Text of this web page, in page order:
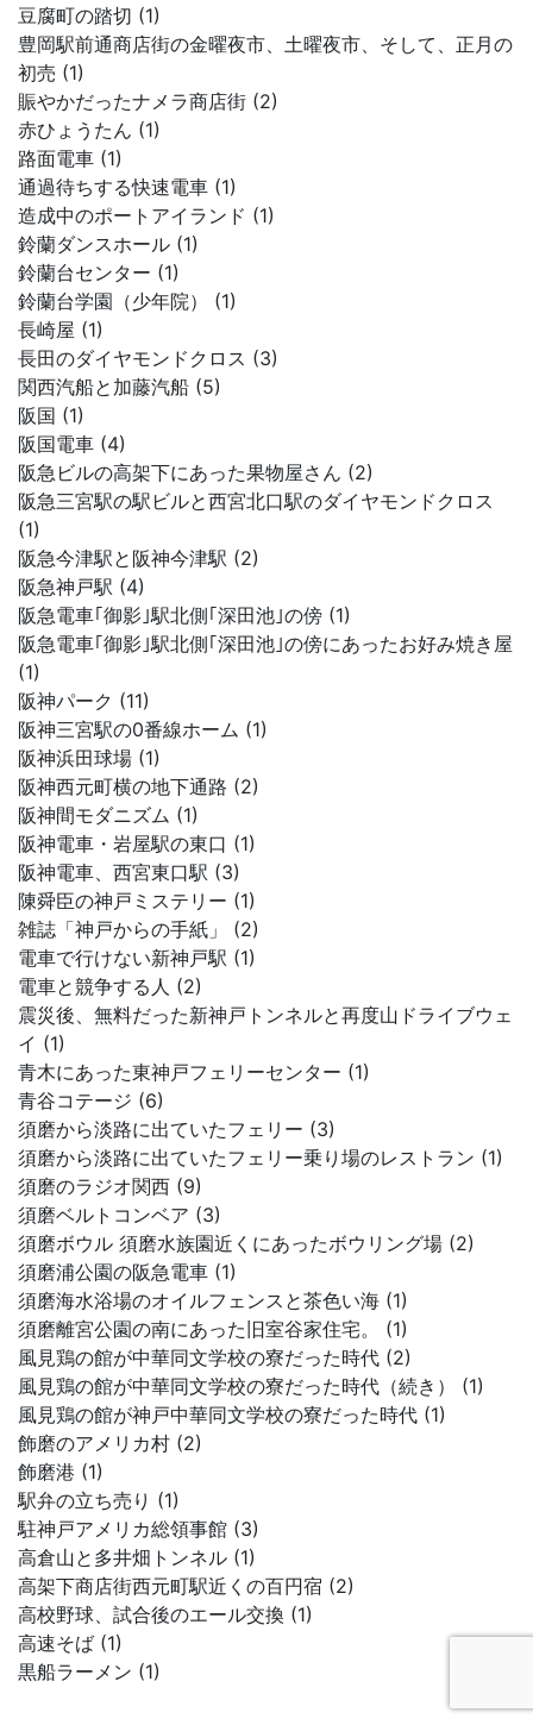
豆腐町の踏切 (1)
豊岡駅前通商店街の金曜夜市、土曜夜市、そして、正月の
初売 (1)
賑やかだったナメラ商店街 (2)
赤ひょうたん (1)
路面電車 (1)
通過待ちする快速電車 (1)
造成中のポートアイランド (1)
鈴蘭ダンスホール (1)
鈴蘭台センター (1)
鈴蘭台学園（少年院） (1)
長崎屋 (1)
長田のダイヤモンドクロス (3)
関西汽船と加藤汽船 (5)
阪国 (1)
阪国電車 (4)
阪急ビルの高架下にあった果物屋さん (2)
阪急三宮駅の駅ビルと西宮北口駅のダイヤモンドクロス
(1)
阪急今津駅と阪神今津駅 (2)
阪急神戸駅 (4)
阪急電車｢御影｣駅北側｢深田池｣の傍 (1)
阪急電車｢御影｣駅北側｢深田池｣の傍にあったお好み焼き屋
(1)
阪神パーク (11)
阪神三宮駅の0番線ホーム (1)
阪神浜田球場 (1)
阪神西元町横の地下通路 (2)
阪神間モダニズム (1)
阪神電車・岩屋駅の東口 (1)
阪神電車、西宮東口駅 (3)
陳舜臣の神戸ミステリー (1)
雑誌「神戸からの手紙」 (2)
電車で行けない新神戸駅 (1)
電車と競争する人 (2)
震災後、無料だった新神戸トンネルと再度山ドライブウェ
イ (1)
青木にあった東神戸フェリーセンター (1)
青谷コテージ (6)
須磨から淡路に出ていたフェリー (3)
須磨から淡路に出ていたフェリー乗り場のレストラン (1)
須磨のラジオ関西 (9)
須磨ベルトコンベア (3)
須磨ボウル 須磨水族園近くにあったボウリング場 (2)
須磨浦公園の阪急電車 (1)
須磨海水浴場のオイルフェンスと茶色い海 (1)
須磨離宮公園の南にあった旧室谷家住宅。 (1)
風見鶏の館が中華同文学校の寮だった時代 (2)
風見鶏の館が中華同文学校の寮だった時代（続き） (1)
風見鶏の館が神戸中華同文学校の寮だった時代 (1)
飾磨のアメリカ村 (2)
飾磨港 (1)
駅弁の立ち売り (1)
駐神戸アメリカ総領事館 (3)
高倉山と多井畑トンネル (1)
高架下商店街西元町駅近くの百円宿 (2)
高校野球、試合後のエール交換 (1)
高速そば (1)
黒船ラーメン (1)